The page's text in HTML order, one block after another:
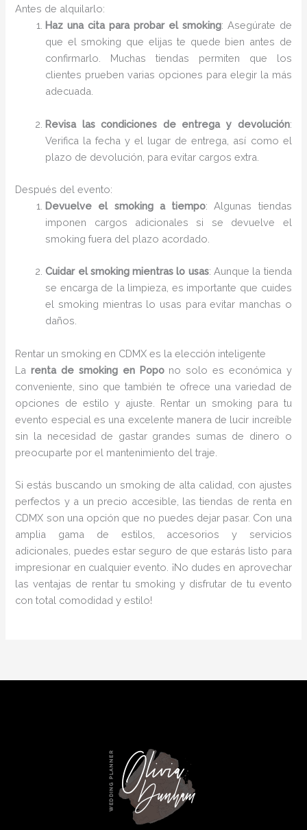
Antes de alquilarlo:
Haz una cita para probar el smoking: Asegúrate de
que el smoking que elijas te quede bien antes de
confirmarlo. Muchas tiendas permiten que los
clientes prueben varias opciones para elegir la más
adecuada.
Revisa las condiciones de entrega y devolución:
Verifica la fecha y el lugar de entrega, así como el
plazo de devolución, para evitar cargos extra.
Después del evento:
Devuelve el smoking a tiempo: Algunas tiendas
imponen cargos adicionales si se devuelve el
smoking fuera del plazo acordado.
Cuidar el smoking mientras lo usas: Aunque la tienda
se encarga de la limpieza, es importante que cuides
el smoking mientras lo usas para evitar manchas o
daños.
Rentar un smoking en CDMX es la elección inteligente
Larenta de smoking en Popono solo es económica y
conveniente, sino que también te ofrece una variedad de
opciones de estilo y ajuste. Rentar un smoking para tu
evento especial es una excelente manera de lucir increíble
sin la necesidad de gastar grandes sumas de dinero o
preocuparte por el mantenimiento del traje.
Si estás buscando un smoking de alta calidad, con ajustes
perfectos y a un precio accesible, las tiendas de renta en
CDMX son una opción que no puedes dejar pasar. Con una
amplia gama de estilos, accesorios y servicios
adicionales, puedes estar seguro de que estarás listo para
impresionar en cualquier evento. ¡No dudes en aprovechar
las ventajas de rentar tu smoking y disfrutar de tu evento
con total comodidad y estilo!